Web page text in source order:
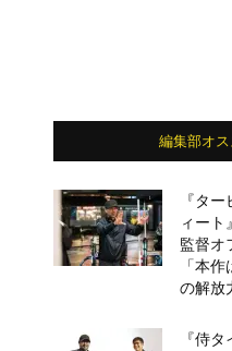
編集部オ
『タ
ィート
監督オ
「本
の解放
『侍